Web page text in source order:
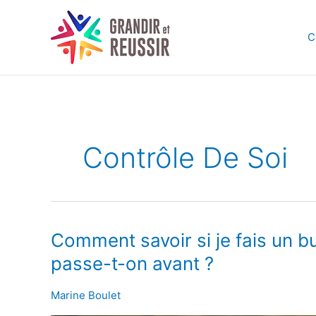
Contrôle De Soi
Comment savoir si je fais un
passe-t-on avant ?
Marine Boulet
Comment
si
fais